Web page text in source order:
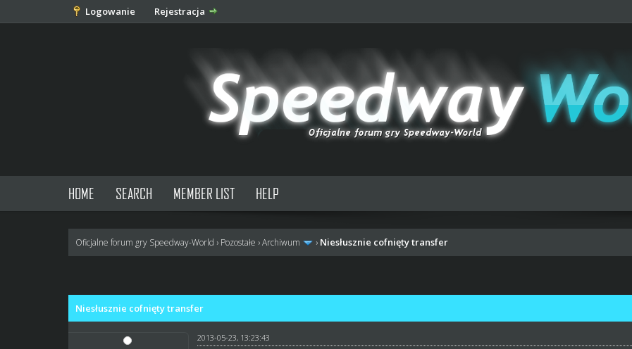
Logowanie Rejestracja
HOME SEARCH MEMBER LIST HELP
Oficjalne forum gry Speedway-World › Pozostałe ›Archiwum › Niesłusznie cofnięty transfer
Niesłusznie cofnięty transfer
2013-05-23, 13:23:43